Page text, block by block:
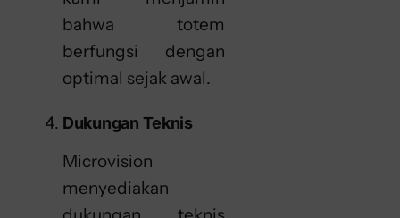
bahwa totem
berfungsi dengan
optimal sejak awal.
Dukungan Teknis
Microvision
menyediakan